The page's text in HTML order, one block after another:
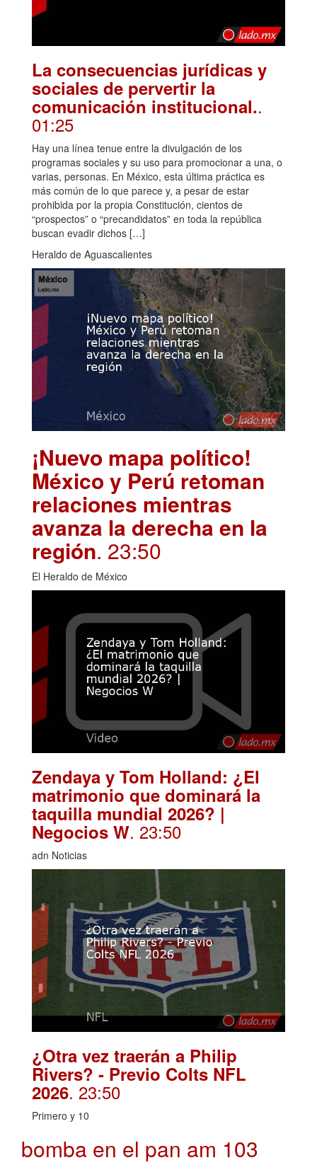
La consecuencias jurídicas y
sociales de pervertir la
comunicación institucional..
01:25
Hay una línea tenue entre la divulgación de los
programas sociales y su uso para promocionar a una, o
varias, personas. En México, esta última práctica es
más común de lo que parece y, a pesar de estar
prohibida por la propia Constitución, cientos de
“prospectos” o “precandidatos” en toda la república
buscan evadir dichos […]
Heraldo de Aguascalientes
¡Nuevo mapa político!
México y Perú retoman
relaciones mientras
avanza la derecha en la
región. 23:50
El Heraldo de México
Zendaya y Tom Holland: ¿El
matrimonio que dominará la
taquilla mundial 2026? |
Negocios W. 23:50
adn Noticias
¿Otra vez traerán a Philip
Rivers? - Previo Colts NFL
2026. 23:50
Primero y 10
bomba en el pan am 103